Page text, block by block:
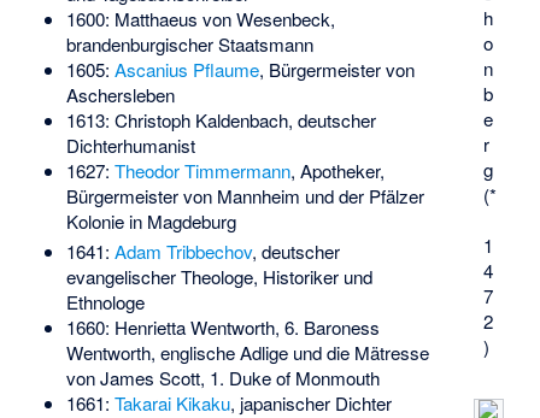
h
o
n
b
e
r
g
(*
1
4
7
2
)
1600: Matthaeus von Wesenbeck,
brandenburgischer Staatsmann
1605: Ascanius Pflaume, Bürgermeister von
Aschersleben
1613: Christoph Kaldenbach, deutscher
Dichterhumanist
1627: Theodor Timmermann, Apotheker,
Bürgermeister von Mannheim und der Pfälzer
Kolonie in Magdeburg
1641: Adam Tribbechov, deutscher
evangelischer Theologe, Historiker und
Ethnologe
1660: Henrietta Wentworth, 6. Baroness
Wentworth, englische Adlige und die Mätresse
von James Scott, 1. Duke of Monmouth
1661: Takarai Kikaku, japanischer Dichter